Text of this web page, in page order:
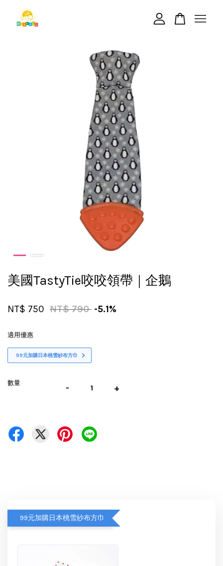
美國TastyTie咬咬領帶｜企鵝
NT$ 750 NT$ 790 -5.1%
適用優惠
99元加購日本桃雪紗布方巾
數量 - +
99元加購日本桃雪紗布方巾
您的購物車目前還是空的。
繼續購物